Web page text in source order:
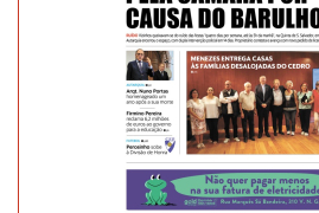
menos
horas
após
campanha